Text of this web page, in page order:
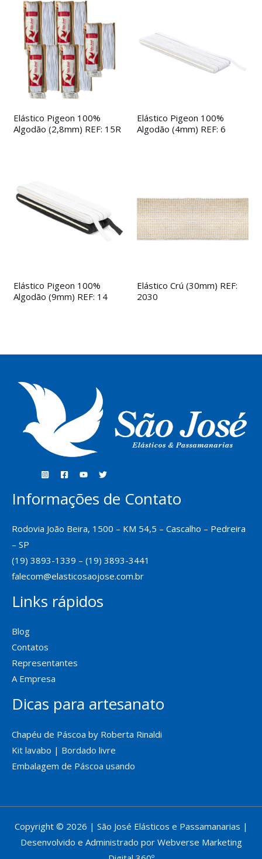
Elástico Pigeon 100%
Algodão (2,8mm) REF: 15R
Elástico Pigeon 100%
Algodão (4mm) REF: 6
Elástico Pigeon 100%
Algodão (9mm) REF: 14
Elástico Crú (30mm) REF:
2030
Informações de Contato
Rodovia João Beira, 1500 – KM 54,5 – Cascalho – Pedreira
– SP
(19) 3893-1339 – (19) 3893-3441
falecom@elasticosaojose.com.br
Links rápidos
Blog
Contatos
Representantes
A Empresa
Dicas para artesanato
Chapéu de Páscoa by Roberta Rinaldi
Kit lavabo | Bordado livre
Embalagem de Páscoa usando
Copyright © 2026 | São José Elásticos e Passamanarias |
Desenvolvido e Administrado por Webverse Marketing